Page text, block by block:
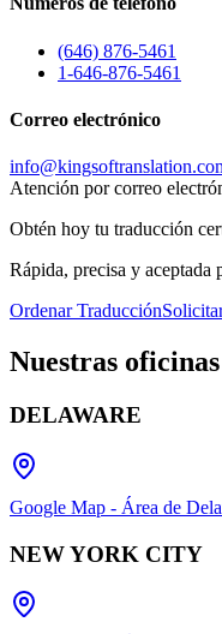
(646) 876-5461
1-646-876-5461
Correo electrónico
Atención por correo
Obtén hoy tu traducción
Rápida, precisa y aceptada
Ordenar Traducción
Nuestras oficinas
DELAWARE
Google Map - Área de
NEW YORK CITY